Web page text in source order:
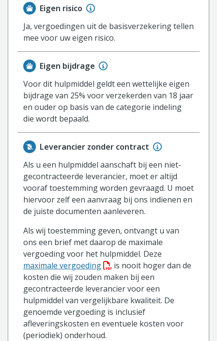
Eigen risico
Ja, vergoedingen uit de basisverzekering tellen
mee voor uw eigen risico.
Eigen bijdrage
Voor dit hulpmiddel geldt een wettelijke eigen
bijdrage van 25% voor verzekerden van 18 jaar
en ouder op basis van de categorie indeling
die wordt bepaald.
Leverancier zonder contract
Als u een hulpmiddel aanschaft bij een niet-
gecontracteerde leverancier, moet er altijd
vooraf toestemming worden gevraagd. U moet
hiervoor zelf een aanvraag bij ons indienen en
de juiste documenten aanleveren.
Als wij toestemming geven, ontvangt u van
ons een brief met daarop de maximale
vergoeding voor het hulpmiddel. Deze
maximale vergoeding(PDF bestand, download
is nooit hoger dan de
kosten die wij zouden maken bij een
gecontracteerde leverancier voor een
hulpmiddel van vergelijkbare kwaliteit. De
genoemde vergoeding is inclusief
afleveringskosten en eventuele kosten voor
(periodiek) onderhoud.